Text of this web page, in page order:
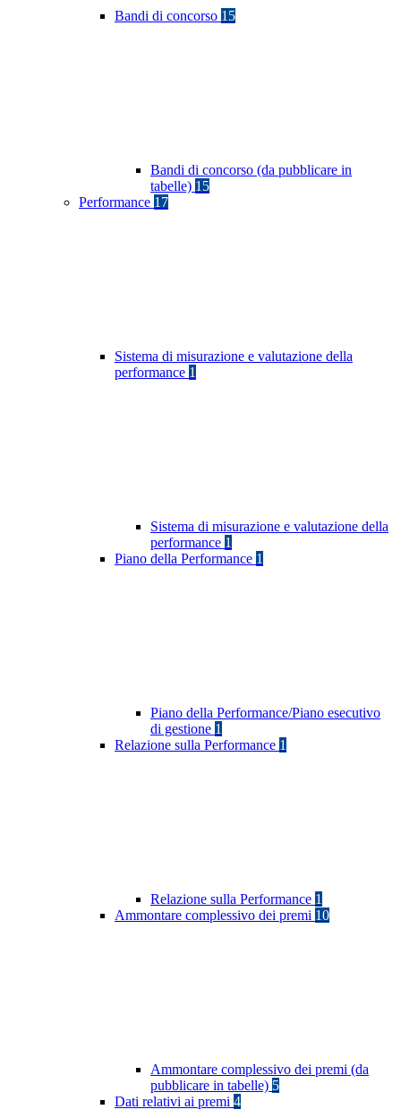
Bandi di concorso 15
Bandi di concorso (da pubblicare in
tabelle) 15
Performance 17
Sistema di misurazione e valutazione della
performance 1
Sistema di misurazione e valutazione della
performance 1
Piano della Performance 1
Piano della Performance/Piano esecutivo
di gestione 1
Relazione sulla Performance 1
Relazione sulla Performance 1
Ammontare complessivo dei premi 10
Ammontare complessivo dei premi (da
pubblicare in tabelle) 5
Dati relativi ai premi 4